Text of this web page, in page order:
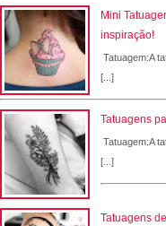
Mini
inspiração!
Tatuagem:A
[...]
Tatuagens
Tatuagem:A
[...]
Tatuagens